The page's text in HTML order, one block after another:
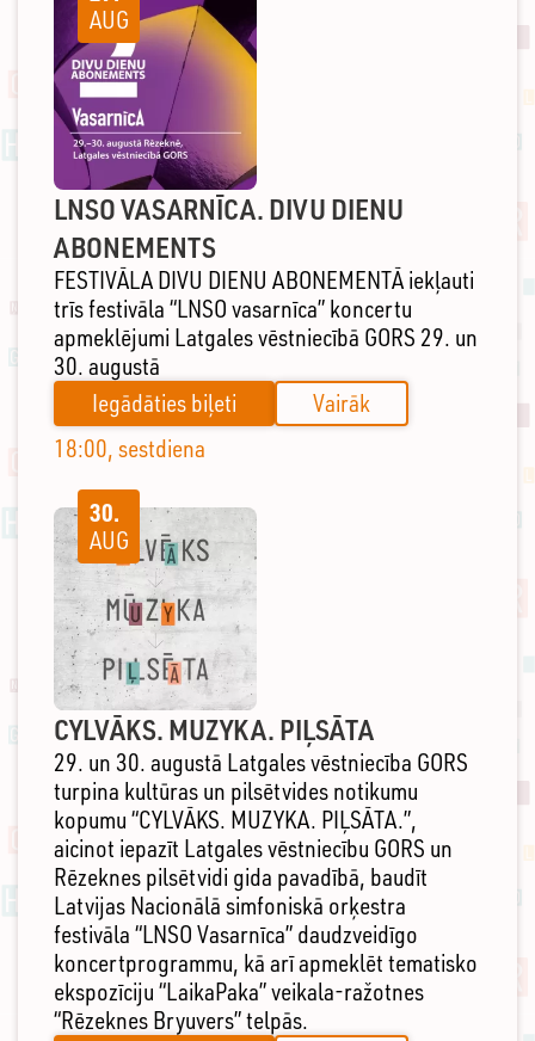
LNSO VASARNĪCA. DIVU DIENU
ABONEMENTS
FESTIVĀLA DIVU DIENU ABONEMENTĀ iekļauti
trīs festivāla “LNSO vasarnīca” koncertu
apmeklējumi Latgales vēstniecībā GORS 29. un
30. augustā
Iegādāties biļeti
Vairāk
AUG
18:00, sestdiena
CYLVĀKS. MUZYKA. PIĻSĀTA
29. un 30. augustā Latgales vēstniecība GORS
turpina kultūras un pilsētvides notikumu
kopumu “CYLVĀKS. MUZYKA. PIĻSĀTA.”,
aicinot iepazīt Latgales vēstniecību GORS un
Rēzeknes pilsētvidi gida pavadībā, baudīt
Latvijas Nacionālā simfoniskā orķestra
festivāla “LNSO Vasarnīca” daudzveidīgo
koncertprogrammu, kā arī apmeklēt tematisko
ekspozīciju “LaikaPaka” veikala-ražotnes
“Rēzeknes Bryuvers” telpās.
30.
AUG